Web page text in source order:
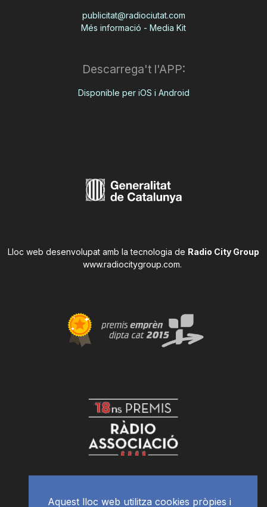
publicitat@radiociutat.com
Més informació - Media Kit
Descarrega't l'APP:
Disponible per iOS i Android
Lloc web desenvolupat amb la tecnologia de Radio City Group
www.radiocitygroup.com.
Aquest lloc web utilitza cookies pròpies i